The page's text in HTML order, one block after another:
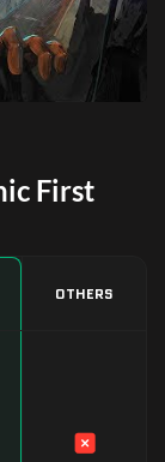
First
OTHERS